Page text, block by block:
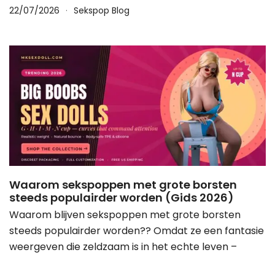
22/07/2026 Sekspop Blog
Waarom sekspoppen met grote borsten
steeds populairder worden (Gids 2026)
Waarom blijven sekspoppen met grote borsten
steeds populairder worden?? Omdat ze een fantasie
weergeven die zeldzaam is in het echte leven –